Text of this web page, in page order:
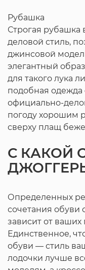
Рубашка
Строгая рубашка
деловой стиль,
джинсовой
элегантный
для такого лука
подобная одежда
официально-
погоду хорошим
сверху плащ
С КАКОЙ
Определенных
сочетания обуви
зависит от
Единственное,
обуви — стиль
лодочки лучше